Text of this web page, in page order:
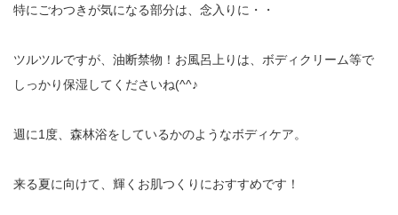
特にごわつきが気になる部分は、念入りに・・
ツルツルですが、油断禁物！お風呂上りは、ボディクリーム等で
しっかり保湿してくださいね(^^♪
週に1度、森林浴をしているかのようなボディケア。
来る夏に向けて、輝くお肌つくりにおすすめです！